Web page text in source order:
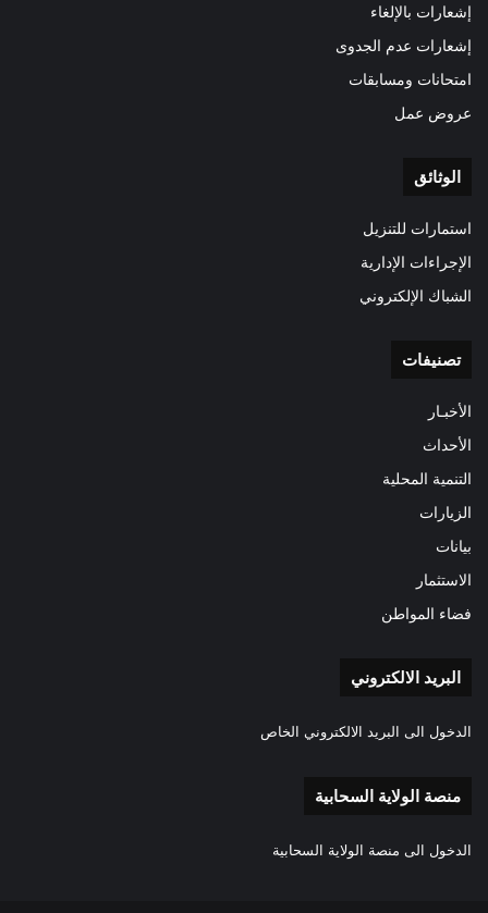
إشعارات بالإلغاء
إشعارات عدم الجدوى
امتحانات ومسابقات
عروض عمل
الوثائق
استمارات للتنزيل
الإجراءات الإدارية
الشباك الإلكتروني
تصنيفات
الأخبـار
الأحداث
التنمية المحلية
الزيارات
بيانات
الاستثمار
فضاء المواطن
البريد الالكتروني
الدخول الى البريد الالكتروني الخاص
منصة الولاية السحابية
الدخول الى منصة الولاية السحابية